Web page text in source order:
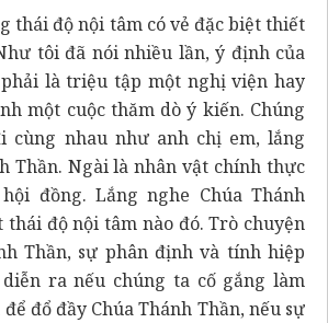
thái độ nội tâm có vẻ đặc biệt thiết
tôi đã nói nhiều lần, ý định của
là triệu tập một nghị viện hay
một cuộc thăm dò ý kiến. Chúng
cùng nhau như anh chị em, lắng
Thần. Ngài là nhân vật chính thực
đồng. Lắng nghe Chúa Thánh
thái độ nội tâm nào đó. Trò chuyện
Thần, sự phân định và tính hiệp
ra nếu chúng ta cố gắng làm
đổ đầy Chúa Thánh Thần, nếu sự